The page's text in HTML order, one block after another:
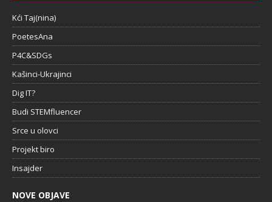
Kći Taj(nina)
PoetesAna
P4C&SDGs
Kašinci-Ukrajinci
Dig IT?
Budi STEMfluencer
Srce u olovci
Projekt biro
Insajder
NOVE OBJAVE